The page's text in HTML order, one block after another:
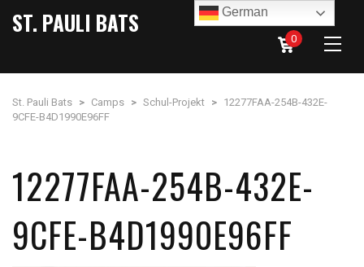
ST. PAULI BATS
0
St. Pauli Bats > Camps > Schul-Projekt > 12277FAA-254B-432E-
9CFE-B4D1990E96FF
12277FAA-254B-432E-
9CFE-B4D1990E96FF
German